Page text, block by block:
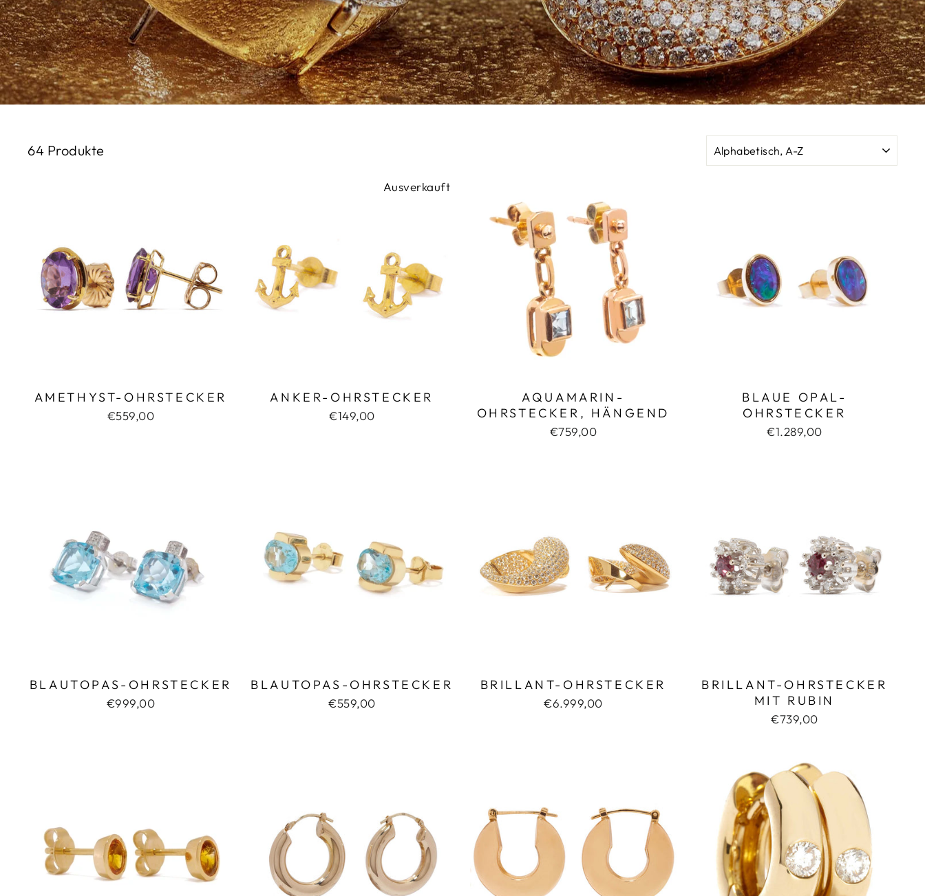
64 Produkte
AMETHYST-OHRSTECKER
€559,00
Ausverkauft
ANKER-OHRSTECKER
€149,00
AQUAMARIN-
OHRSTECKER, HÄNGEND
€759,00
BLAUE OPAL-
OHRSTECKER
€1.289,00
BLAUTOPAS-OHRSTECKER
€999,00
BLAUTOPAS-OHRSTECKER
€559,00
BRILLANT-OHRSTECKER
€6.999,00
BRILLANT-OHRSTECKER
MIT RUBIN
€739,00